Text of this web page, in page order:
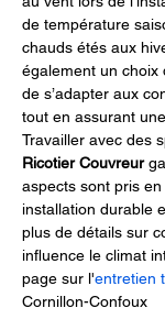
de température
chauds étés aux
également un choix
de s’adapter aux
tout en assurant
Travailler avec des
Ricotier Couvreur
aspects sont pris
installation durable
plus de détails sur
influence le climat
page sur l'entretien
Cornillon-Confoux